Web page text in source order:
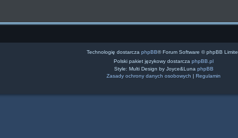
Technologię dostarcza phpBB® Forum Software © phpBB
Polski pakiet językowy dostarcza phpBB.pl
Style: Multi Design by Joyce&Luna phpBB
Zasady ochrony danych osobowych | Regulamin